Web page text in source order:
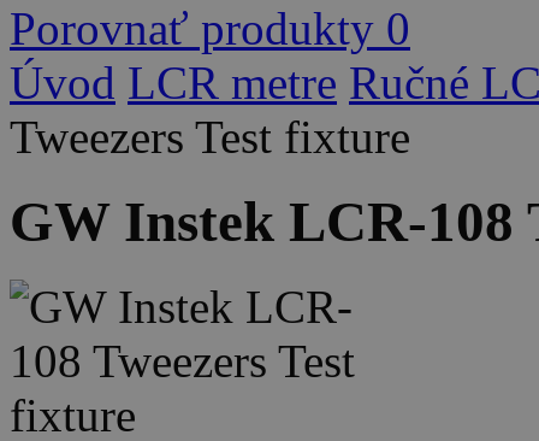
Porovnať produkty 0
Úvod LCR metre Ručné
Tweezers Test fixture
GW Instek LCR-108